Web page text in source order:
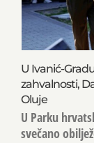
U Ivanić-
zahvalnosti,
Oluje
U Parku
svečano